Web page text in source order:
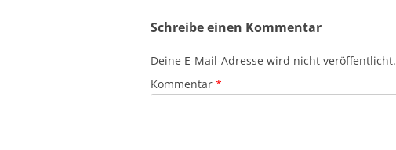
Schreibe einen Kommentar
Deine E-Mail-Adresse wird nicht veröffentlicht.
Kommentar *